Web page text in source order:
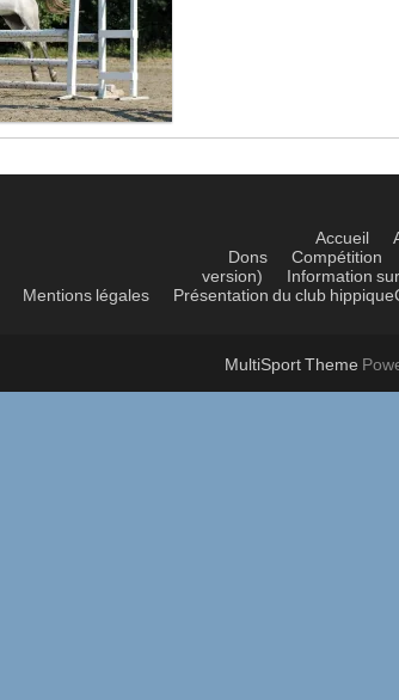
Accueil
Dons
Compétition
version)
Information
Mentions légales Présentation du club hippique
MultiSport Theme